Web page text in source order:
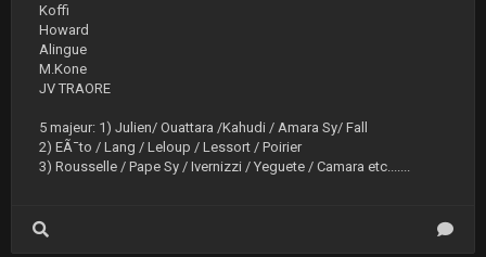
Koffi
Howard
Alingue
M.Kone
JV TRAORE
5 majeur: 1) Julien/ Ouattara /Kahudi / Amara Sy/ Fall
2) EÃ¯to / Lang / Leloup / Lessort / Poirier
3) Rousselle / Pape Sy / Ivernizzi / Yeguete / Camara etc.......